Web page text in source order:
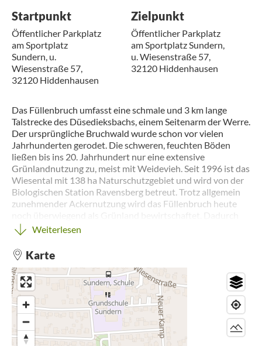
Startpunkt
Öffentlicher Parkplatz
am Sportplatz
Sundern, u.
Wiesenstraße 57,
32120 Hiddenhausen
Zielpunkt
Öffentlicher Parkplatz
am Sportplatz Sundern,
u. Wiesenstraße 57,
32120 Hiddenhausen
Das Füllenbruch umfasst eine schmale und 3 km lange
Talstrecke des Düsedieksbachs, einem Seitenarm der Werre.
Der ursprüngliche Bruchwald wurde schon vor vielen
Jahrhunderten gerodet. Die schweren, feuchten Böden
ließen bis ins 20. Jahrhundert nur eine extensive
Grünlandnutzung zu, meist mit Weidevieh. Seit 1996 ist das
Wiesental mit 138 ha Naturschutzgebiet und wird von der
Biologischen Station Ravensberg betreut. Trotz allgemein
zunehmender Ackernutzung wird das Füllenbruch heute
bietet es vielen Tieren und Pflanzen, die auf feuchte
Standorte angewiesen sind, einen Lebensraum.
Weiterlesen
Karte